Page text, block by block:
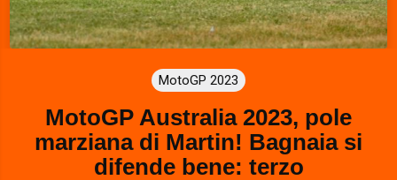
MotoGP 2023
MotoGP Australia 2023, pole
marziana di Martin! Bagnaia si
difende bene: terzo